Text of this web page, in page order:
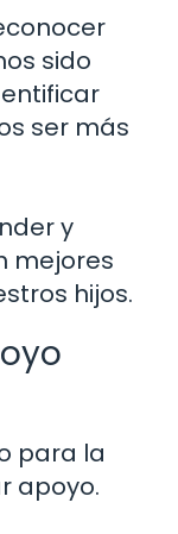
sido
ser más
y
mejores
hijos.
para la
apoyo.